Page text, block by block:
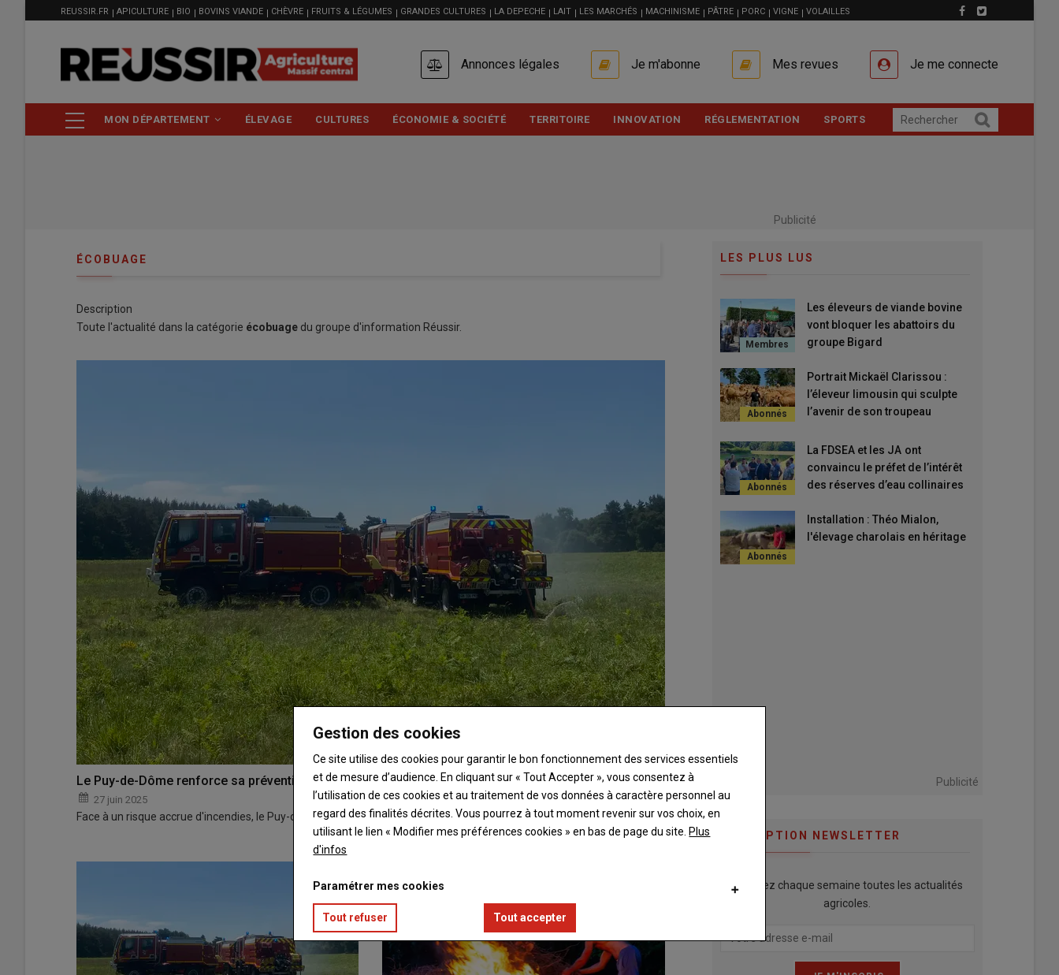
MENU
FILIÈRE
REUSSIR.FR APICULTURE BIO BOVINS VIANDE CHÈVRE FRUITS & LÉGUMES GRANDES CULTURES LA DEPECHE LAIT LES MARCHÉS MACHINISME PÂTRE PORC VIGNE VOLAILLES
ACCOUNT
Annonces légales Je m'abonne Mes revues Je me connecte
PRINCIPALEMON DÉPARTEMENT ÉLEVAGE CULTURES ÉCONOMIE & SOCIÉTÉ TERRITOIRE INNOVATION RÉGLEMENTATION SPORTS
Publicité
ÉCOBUAGE
Description
Toute l'actualité dans la catégorie écobuage du groupe d'information Réussir.
Le Puy-de-Dôme renforce sa prévention contre les feux de forêts
27 juin 2025
Face à un risque accrue d'incendies, le Puy-de-Dôme lance sa campagne de prévention estivale contre les feux…
LES PLUS LUS
Les éleveurs de viande bovine
vont bloquer les abattoirs du
groupe Bigard
Portrait Mickaël Clarissou :
l’éleveur limousin qui sculpte
l’avenir de son troupeau
La FDSEA et les JA ont
convaincu le préfet de l’intérêt
des réserves d’eau collinaires
Installation : Théo Mialon,
l'élevage charolais en héritage
Publicité
INSCRIPTION NEWSLETTER
Recevez chaque semaine toutes les actualités
agricoles.
Gestion des cookies
Ce site utilise des cookies pour garantir le bon fonctionnement des services essentiels
et de mesure d’audience. En cliquant sur « Tout Accepter », vous consentez à
l’utilisation de ces cookies et au traitement de vos données à caractère personnel au
regard des finalités décrites. Vous pourrez à tout moment revenir sur vos choix, en
utilisant le lien « Modifier mes préférences cookies » en bas de page du site. Plus
d'infos
Paramétrer mes cookies
Tout refuser Tout accepter